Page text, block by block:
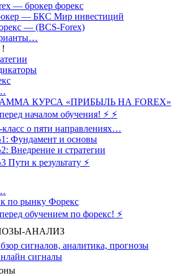
— брокер форекс
— БКС Мир инвестиций
— (BCS-Forex)
КУРСА «ПРИБЫЛЬ НА FOREX»
началом обучения! ⚡ ⚡
о пяти направлениях…
Фундамент и основы
Внедрение и стратегии
Пути к результату ⚡️
по рынку Форекс
обучением по форекс! ⚡
АНАЛИЗ
сигналов, аналитика, прогнозы
сигналы